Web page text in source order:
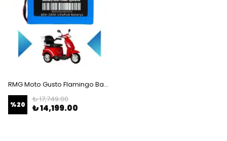
RMG Moto Gusto Flamingo Batarya (Standart Kapasite) LiFePO4 60V 18Ah Elektrikli Motosiklet Bataryası
%20
₺ 17,749.00
₺ 14,199.00